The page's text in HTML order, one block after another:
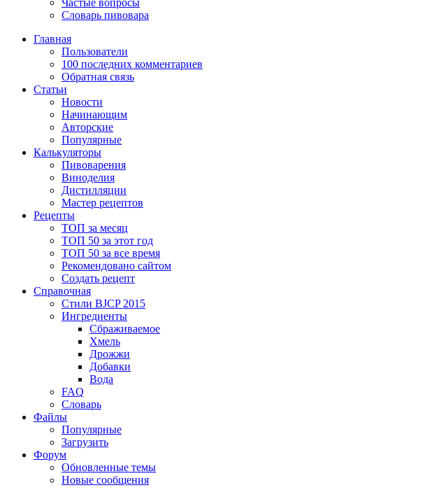
Частые вопросы
Словарь пивовара
Главная
Пользователи
100 последних комментариев
Обратная связь
Статьи
Новости
Начинающим
Авторские
Популярные
Калькуляторы
Пивоварения
Виноделия
Дистилляции
Мастер рецептов
Рецепты
ТОП за месяц
ТОП 50 за этот год
ТОП 50 за все время
Рекомендовано сайтом
Создать рецепт
Справочная
Стили BJCP 2015
Ингредиенты
Сбраживаемое
Хмель
Дрожжи
Добавки
Вода
FAQ
Словарь
Файлы
Популярные
Загрузить
Форум
Обновленные темы
Новые сообщения